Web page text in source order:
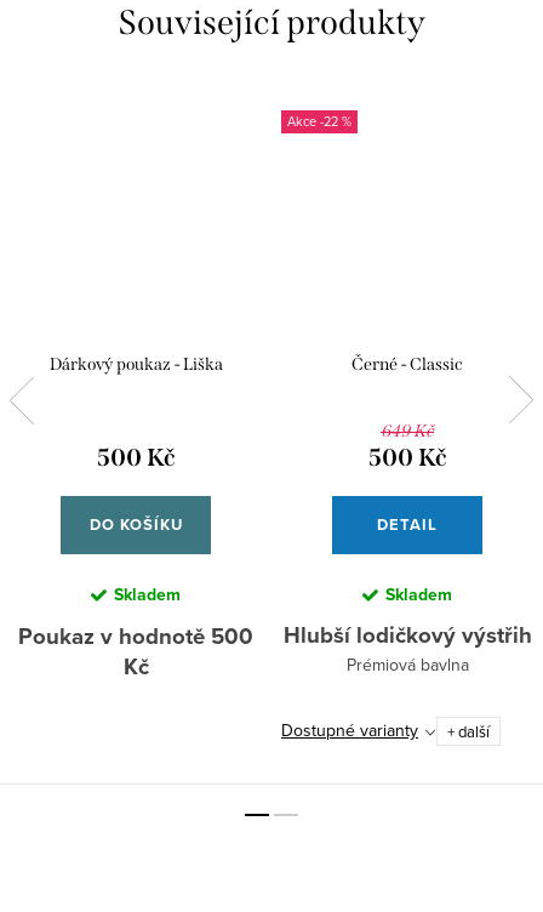
Související produkty
Dárkový poukaz - Liška
500 Kč
DO KOŠÍKU
Skladem
Poukaz v hodnotě 500
Kč
-22 %
Černé - Classic
649 Kč
500 Kč
DETAIL
Skladem
Hlubší lodičkový výstřih
Prémiová bavlna
Dostupné varianty + další